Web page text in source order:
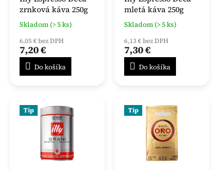
zrnková káva 250g
Skladom (> 5 ks)
6,05 € bez DPH
7,20 €
Do košíka
mletá káva 250g
Skladom (> 5 ks)
6,13 € bez DPH
7,30 €
Do košíka
Tip Tip